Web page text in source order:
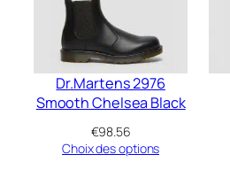
Dr.Martens 2976
Smooth Chelsea Black
€98.56
Choix des options